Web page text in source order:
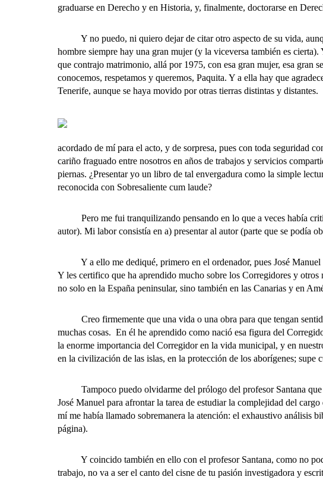
graduarse en Derecho y en Historia, y, finalmente, doctorarse en
Y no puedo, ni quiero dejar de citar otro aspecto de su vida,
hombre siempre hay una gran mujer (y la viceversa también es
que contrajo matrimonio, allá por 1975, con esa gran mujer, esa gran
conocemos, respetamos y queremos, Paquita. Y a ella hay que
Tenerife, aunque se haya movido por otras tierras distintas y distantes.
acordado de mí para el acto, y de sorpresa, pues con toda seguridad
cariño fraguado entre nosotros en años de trabajos y servicios
piernas. ¿Presentar yo un libro de tal envergadura como la simple
reconocida con Sobresaliente cum laude?
Pero me fui tranquilizando pensando en lo que a veces había
autor). Mi labor consistía en a) presentar al autor (parte que se podía
Y a ello me dediqué, primero en el ordenador, pues José Manuel
Y les certifico que ha aprendido mucho sobre los Corregidores y
no solo en la España peninsular, sino también en las Canarias y en
Creo firmemente que una vida o una obra para que tengan sentido
muchas cosas. En él he aprendido como nació esa figura del
la enorme importancia del Corregidor en la vida municipal, y en
en la civilización de las islas, en la protección de los aborígenes; supe
Tampoco puedo olvidarme del prólogo del profesor Santana que
José Manuel para afrontar la tarea de estudiar la complejidad del
mí me había llamado sobremanera la atención: el exhaustivo análisis
página).
Y coincido también en ello con el profesor Santana, como no
trabajo, no va a ser el canto del cisne de tu pasión investigadora y